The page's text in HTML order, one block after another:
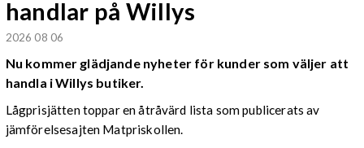
handlar på Willys
2026 08 06
Nu kommer glädjande nyheter för kunder som väljer att
handla i Willys butiker.
Lågprisjätten toppar en åtråvärd lista som publicerats av
jämförelsesajten Matpriskollen.